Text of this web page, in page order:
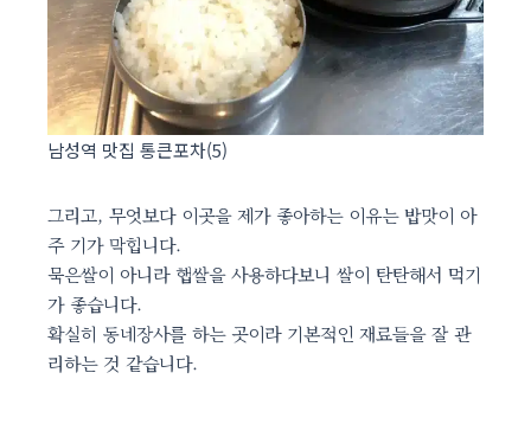
남성역 맛집 통큰포차(5)
그리고, 무엇보다 이곳을 제가 좋아하는 이유는 밥맛이 아
주 기가 막힙니다.
묵은쌀이 아니라 햅쌀을 사용하다보니 쌀이 탄탄해서 먹기
가 좋습니다.
확실히 동네장사를 하는 곳이라 기본적인 재료들을 잘 관
리하는 것 같습니다.